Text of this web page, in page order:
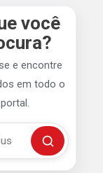
você
e encontre
em todo o
portal.
Mengão 360
Buscar